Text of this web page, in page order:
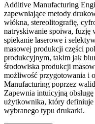
Additive Manufacturing
zapewniające metody
włókna, stereolitografię,
natryskiwanie spoiwa, fuzję
spiekanie laserowe i
masowej produkcji części
produkcyjnym, takim jak
środowiska produkcji
możliwość przygotowania i
Manufacturing poprzez
Zapewnia intuicyjną
użytkownika, który definiuje
wybranego typu drukarki.